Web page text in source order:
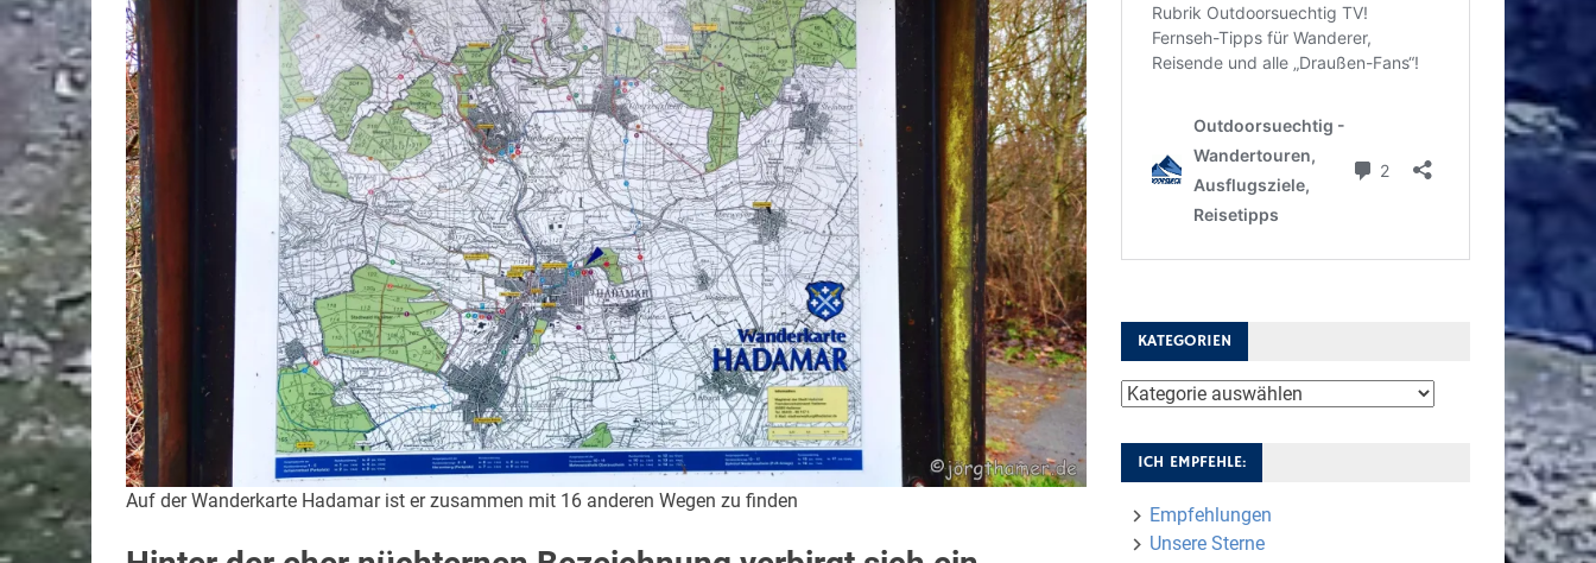
Auf der Wanderkarte Hadamar ist er zusammen mit 16 anderen Wegen zu finden
KATEGORIEN
Kategorien
ICH EMPFEHLE:
Empfehlungen
Unsere Sterne